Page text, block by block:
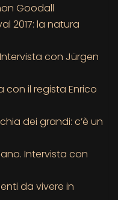
Goodall
2017: la natura
con Jürgen
con il regista Enrico
dei grandi: c’è un
Intervista con
da vivere in